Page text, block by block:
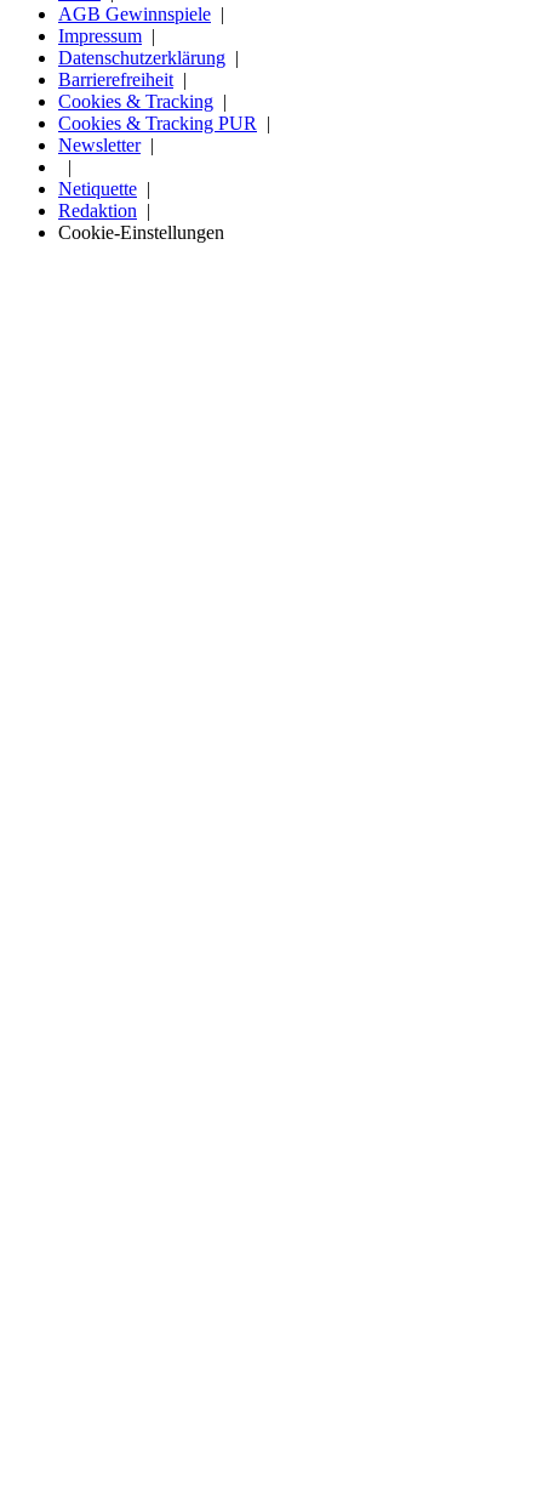
AGB Gewinnspiele
Impressum
Datenschutzerklärung
Barrierefreiheit
Cookies & Tracking
Cookies & Tracking PUR
Newsletter
Netiquette
Redaktion
Cookie-Einstellungen